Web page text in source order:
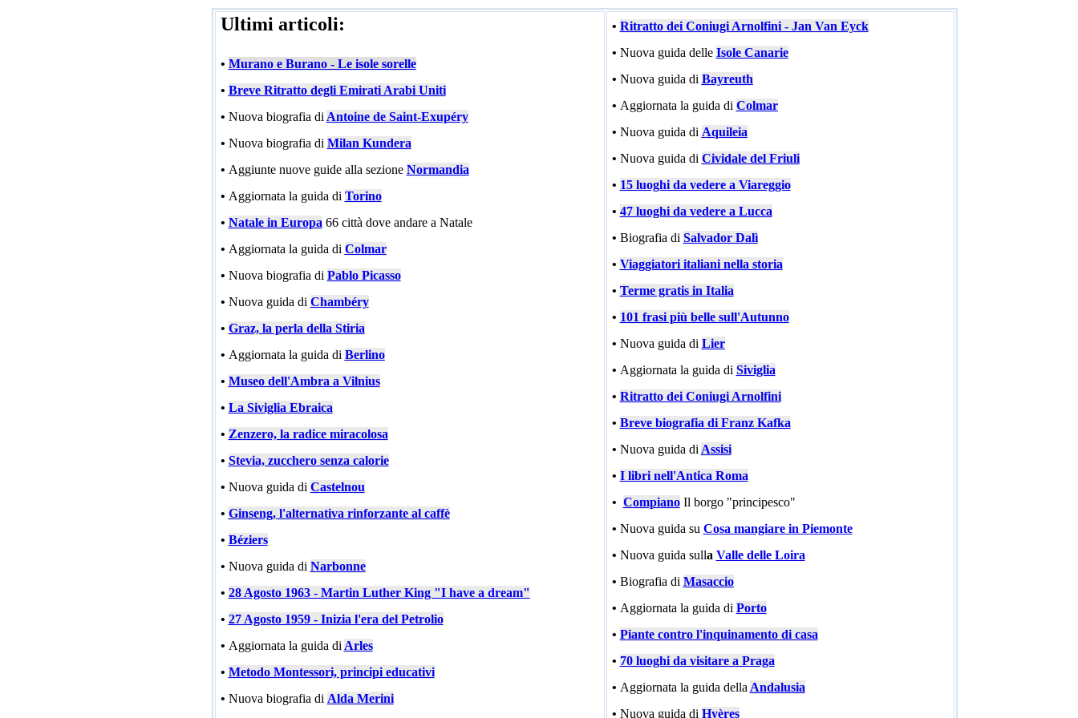
Ultimi articoli:
• Murano e Burano - Le isole sorelle
• Breve Ritratto degli Emirati Arabi Uniti
• Nuova biografia di Antoine de Saint-Exupéry
• Nuova biografia di Milan Kundera
• Aggiunte nuove guide alla sezione Normandia
• Aggiornata la guida di Torino
• Natale in Europa 66 città dove andare a Natale
• Aggiornata la guida di Colmar
• Nuova biografia di Pablo Picasso
• Nuova guida di Chambéry
• Graz, la perla della Stiria
• Aggiornata la guida di Berlino
• Museo dell'Ambra a Vilnius
• La Siviglia Ebraica
• Zenzero, la radice miracolosa
• Stevia, zucchero senza calorie
• Nuova guida di Castelnou
• Ginseng, l'alternativa rinforzante al caffè
• Béziers
• Nuova guida di Narbonne
• 28 Agosto 1963 - Martin Luther King "I have a dream"
• 27 Agosto 1959 - Inizia l'era del Petrolio
• Aggiornata la guida di Arles
• Metodo Montessori, principi educativi
• Nuova biografia di Alda Merini
• Ritratto dei Coniugi Arnolfini - Jan Van Eyck
• Nuova guida delle Isole Canarie
• Nuova guida di Bayreuth
• Aggiornata la guida di Colmar
• Nuova guida di Aquileia
• Nuova guida di Cividale del Friuli
• 15 luoghi da vedere a Viareggio
• 47 luoghi da vedere a Lucca
• Biografia di Salvador Dalì
• Viaggiatori italiani nella storia
• Terme gratis in Italia
• 101 frasi più belle sull'Autunno
• Nuova guida di Lier
• Aggiornata la guida di Siviglia
• Ritratto dei Coniugi Arnolfini
• Breve biografia di Franz Kafka
• Nuova guida di Assisi
• I libri nell'Antica Roma
• Compiano Il borgo "principesco"
• Nuova guida su Cosa mangiare in Piemonte
• Nuova guida sulla Valle delle Loira
• Biografia di Masaccio
• Aggiornata la guida di Porto
• Piante contro l'inquinamento di casa
• 70 luoghi da visitare a Praga
• Aggiornata la guida della Andalusia
• Nuova guida di Hyères